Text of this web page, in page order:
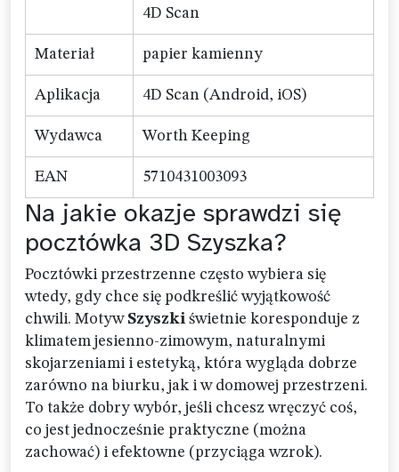
4D Scan
Materiał papier kamienny
Aplikacja 4D Scan (Android, iOS)
Wydawca Worth Keeping
EAN 5710431003093
Na jakie okazje sprawdzi się
pocztówka 3D Szyszka?
Pocztówki przestrzenne często wybiera się
wtedy, gdy chce się podkreślić wyjątkowość
chwili. Motyw Szyszki świetnie koresponduje z
klimatem jesienno-zimowym, naturalnymi
skojarzeniami i estetyką, która wygląda dobrze
zarówno na biurku, jak i w domowej przestrzeni.
To także dobry wybór, jeśli chcesz wręczyć coś,
co jest jednocześnie praktyczne (można
zachować) i efektowne (przyciąga wzrok).